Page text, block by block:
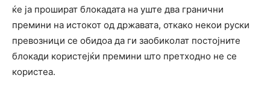
ќе ја прошират блокадата на уште два гранични
премини на истокот од државата, откако некои руски
превозници се обидоа да ги заобиколат постојните
блокади користејќи премини што претходно не се
користеа.